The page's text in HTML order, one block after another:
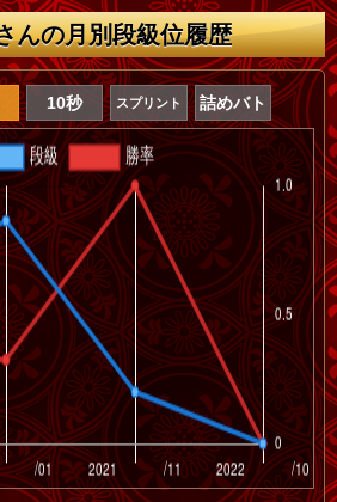
んの月別段級位履歴
10秒 スプリント 詰めバト